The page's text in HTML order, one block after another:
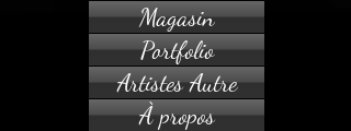
Magasin
Portfolio
Artistes Autre
À propos